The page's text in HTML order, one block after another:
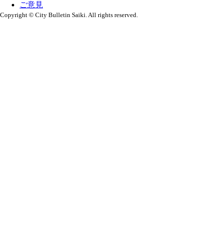
ご意見
Copyright © City Bulletin Saiki. All rights reserved.